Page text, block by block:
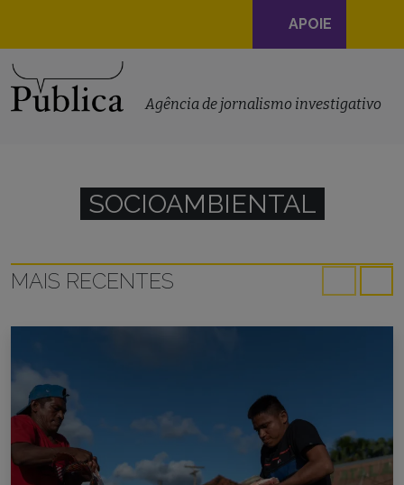
Navegação
principal
APOIE
Agência de jornalismo investigativo
SOCIOAMBIENTAL
MAIS RECENTES